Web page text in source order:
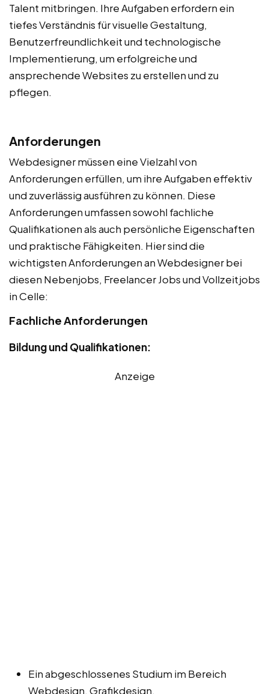
Talent mitbringen. Ihre Aufgaben erfordern ein
tiefes Verständnis für visuelle Gestaltung,
Benutzerfreundlichkeit und technologische
Implementierung, um erfolgreiche und
ansprechende Websites zu erstellen und zu
pflegen.
Anforderungen
Webdesigner müssen eine Vielzahl von
Anforderungen erfüllen, um ihre Aufgaben effektiv
und zuverlässig ausführen zu können. Diese
Anforderungen umfassen sowohl fachliche
Qualifikationen als auch persönliche Eigenschaften
und praktische Fähigkeiten. Hier sind die
wichtigsten Anforderungen an Webdesigner bei
diesen Nebenjobs, Freelancer Jobs und Vollzeitjobs
in Celle:
Fachliche Anforderungen
Bildung und Qualifikationen:
Anzeige
Ein abgeschlossenes Studium im Bereich
Webdesign, Grafikdesign,